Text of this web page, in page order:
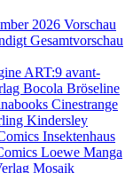
2026 Vorschau
Gesamtvorschau
ART:9 avant-
Bocola Bröseline
Cinestrange
Kindersley
Insektenhaus
Loewe Manga
Mosaik